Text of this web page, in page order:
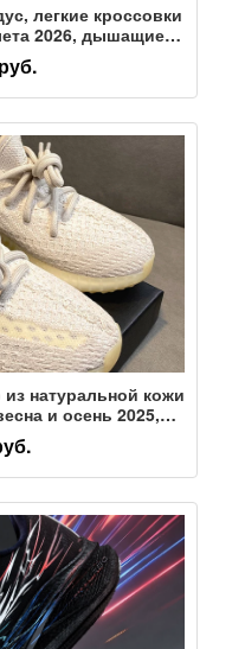
легкие кроссовки
2026, дышащие
сетки, удобная
женская
натуральной кожи
и осень 2025,
спортивные